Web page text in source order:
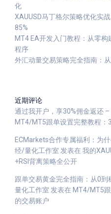
化
XAUUSD马丁格尔策略优化实
85%
MT4 EA开发入门教程：从零
程序
外汇动量交易策略完全指南：
近期评论
通过我开户，享30%佣金返还
MT4/MT5跟单设置完整教程：
ECMarkets合作专属福利：为
经/量化工作室 发表在 我的
+RSI背离策略全公开
跟单交易黄金完全指南：从0
量化工作室 发表在 MT4/MT5
的交易账户